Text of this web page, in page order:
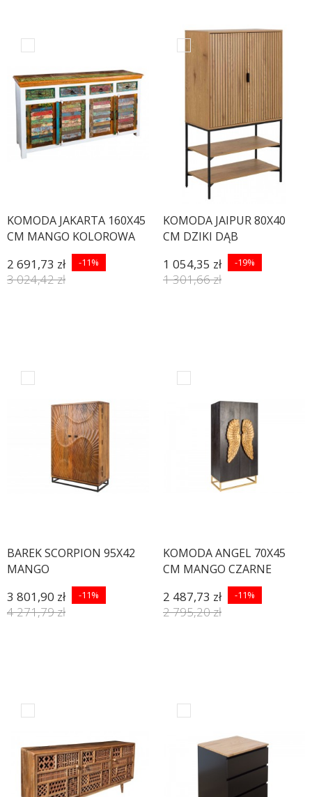
KOMODA JAKARTA 160X45
CM MANGO KOLOROWA
2 691,73 zł -11%
3 024,42 zł
KOMODA JAIPUR 80X40
CM DZIKI DĄB
1 054,35 zł -19%
1 301,66 zł
BAREK SCORPION 95X42
MANGO
3 801,90 zł -11%
4 271,79 zł
KOMODA ANGEL 70X45
CM MANGO CZARNE
2 487,73 zł -11%
2 795,20 zł